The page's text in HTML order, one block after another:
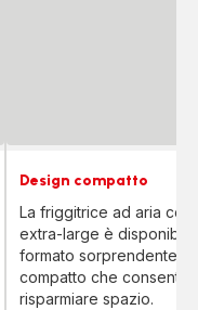
Design compatto
La friggitrice ad aria con
extra-large è disponibile
formato
compatto che consente
risparmiare spazio.